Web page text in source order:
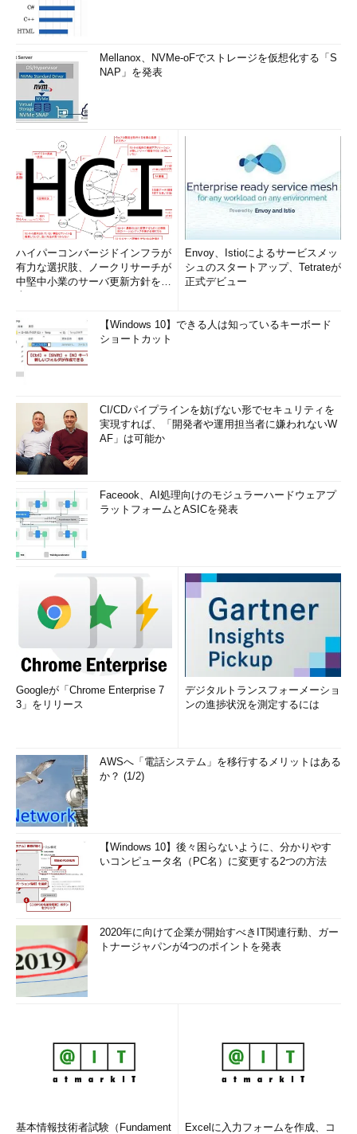
Mellanox、NVMe-oFでストレージを仮想化する「S
NAP」を発表
ハイパーコンバージドインフラが
有力な選択肢、ノークリサーチが
中堅中小業のサーバ更新方針を調
Envoy、Istioによるサービスメッ
シュのスタートアップ、Tetrateが
正式デビュー
【Windows 10】できる人は知っているキーボード
ショートカット
CI/CDパイプラインを妨げない形でセキュリティを
実現すれば、「開発者や運用担当者に嫌われないW
AF」は可能か
Faceook、AI処理向けのモジュラーハードウェアプ
ラットフォームとASICを発表
Googleが「Chrome Enterprise 7
3」をリリース
デジタルトランスフォーメーショ
ンの進捗状況を測定するには
AWSへ「電話システム」を移行するメリットはある
か？ (1/2)
【Windows 10】後々困らないように、分かりやす
いコンピュータ名（PC名）に変更する2つの方法
2020年に向けて企業が開始すべきIT関連行動、ガー
トナージャパンが4つのポイントを発表
基本情報技術者試験（Fundament
Excelに入力フォームを作成、コ